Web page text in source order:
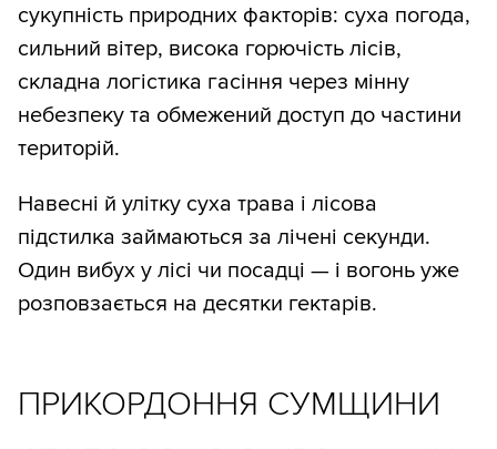
сукупність природних факторів: суха погода,
сильний вітер, висока горючість лісів,
складна логістика гасіння через мінну
небезпеку та обмежений доступ до частини
територій.
Навесні й улітку суха трава і лісова
підстилка займаються за лічені секунди.
Один вибух у лісі чи посадці — і вогонь уже
розповзається на десятки гектарів.
ПРИКОРДОННЯ СУМЩИНИ